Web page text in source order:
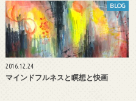
BLOG
2016.12.24
マインドフルネスと瞑想と快画